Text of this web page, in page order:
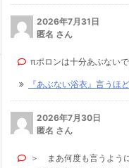
2026年7月31日
匿名 さん
πポロンは十分あぶないで
『あぶない浴衣』言うほ
2026年7月30日
匿名 さん
＞ まあ何度も言うよう